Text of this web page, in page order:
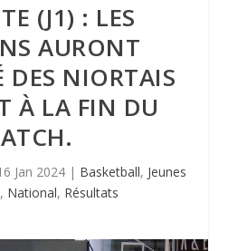
(J1) : LES
AURONT
DES NIORTAIS
À LA FIN DU
Jan 2024 | Basketball, Jeunes
, National, Résultats